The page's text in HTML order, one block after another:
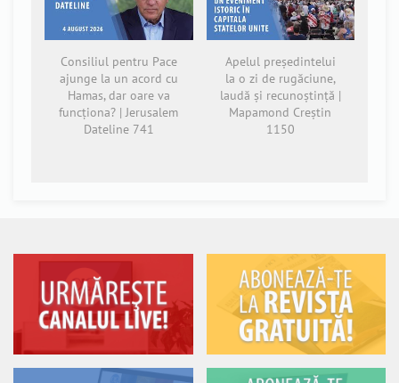
Consiliul pentru Pace
ajunge la un acord cu
Hamas, dar oare va
funcționa? | Jerusalem
Dateline 741
Apelul președintelui
la o zi de rugăciune,
laudă și recunoștință |
Mapamond Creștin
1150